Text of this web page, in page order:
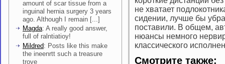
amount of scar tissue from a
inguinal hernia surgery 3 years
ago. Although I remain [...]
Magda: A really good answer,
full of ralntiatioy!
Mildred: Posts like this make
the ineenrtt such a treasure
trove
не хватает
сидении, лучше бы
поставили. В общем,
нюансы немного
классического
Смотрите также: